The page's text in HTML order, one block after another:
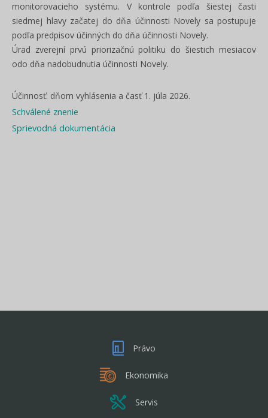
monitorovacieho systému. V kontrole podľa šiestej časti
siedmej hlavy začatej do dňa účinnosti Novely sa postupuje
podľa predpisov účinných do dňa účinnosti Novely.
Úrad zverejní prvú priorizačnú politiku do šiestich mesiacov
odo dňa nadobudnutia účinnosti Novely.
Účinnosť: dňom vyhlásenia a časť 1. júla 2026.
Schválené znenie
Sprievodná dokumentácia
Právo
Ekonomika
Servis